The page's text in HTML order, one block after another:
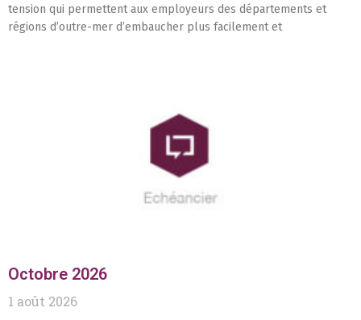
tension qui permettent aux employeurs des départements et
régions d’outre-mer d’embaucher plus facilement et
Octobre 2026
1 août 2026